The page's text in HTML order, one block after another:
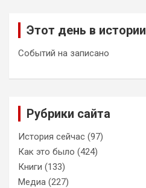
Этот день в истории
Событий на записано
Рубрики сайта
История сейчас (97)
Как это было (424)
Книги (133)
Медиа (227)